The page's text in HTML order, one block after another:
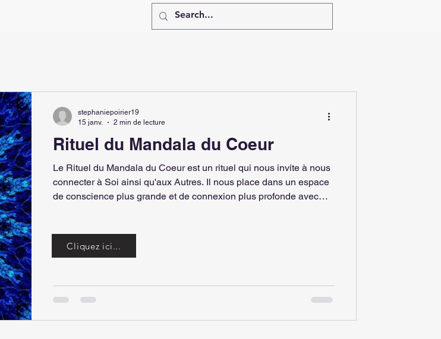
Rituel du Mandala du Coeur
Le Rituel du Mandala du Coeur est un rituel qui nous invite à nous
connecter à Soi ainsi qu'aux Autres. Il nous place dans un espace
de conscience plus grande et de connexion plus profonde avec
grande présence dans notre vie. Voici le GUIDE DE PRATIQUE: À
stephaniepoirier19
15 janv.
2 min de lecture
Cliquez ici...